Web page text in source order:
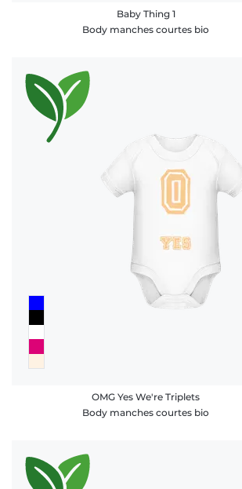
Baby Thing 1
Body manches courtes bio
OMG Yes We're Triplets
Body manches courtes bio